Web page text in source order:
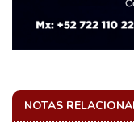
NOTAS